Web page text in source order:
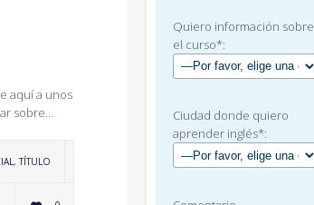
aquí a unos
sobre…
,TÍTULO
LOVE
Quiero información sobre
el curso*:
Ciudad donde quiero
aprender inglés*: